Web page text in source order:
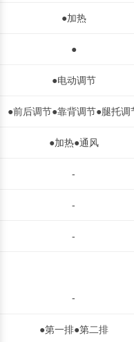
●加热
●
●电动调节
●前后调节●靠背调节●腿托调
●加热●通风
-
-
-
-
●第一排●第二排